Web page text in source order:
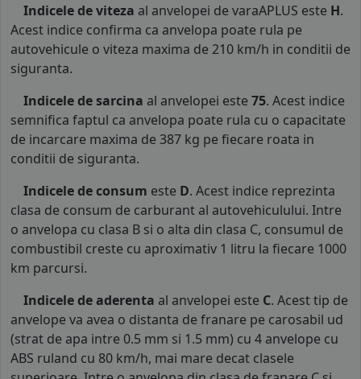
Indicele de viteza al anvelopei de varaAPLUS este H.
Acest indice confirma ca anvelopa poate rula pe
autovehicule o viteza maxima de 210 km/h in conditii de
siguranta.
Indicele de sarcina al anvelopei este 75. Acest indice
semnifica faptul ca anvelopa poate rula cu o capacitate
de incarcare maxima de 387 kg pe fiecare roata in
conditii de siguranta.
Indicele de consum este D. Acest indice reprezinta
clasa de consum de carburant al autovehiculului. Intre
o anvelopa cu clasa B si o alta din clasa C, consumul de
combustibil creste cu aproximativ 1 litru la fiecare 1000
km parcursi.
Indicele de aderenta al anvelopei este C. Acest tip de
anvelope va avea o distanta de franare pe carosabil ud
(strat de apa intre 0.5 mm si 1.5 mm) cu 4 anvelope cu
ABS ruland cu 80 km/h, mai mare decat clasele